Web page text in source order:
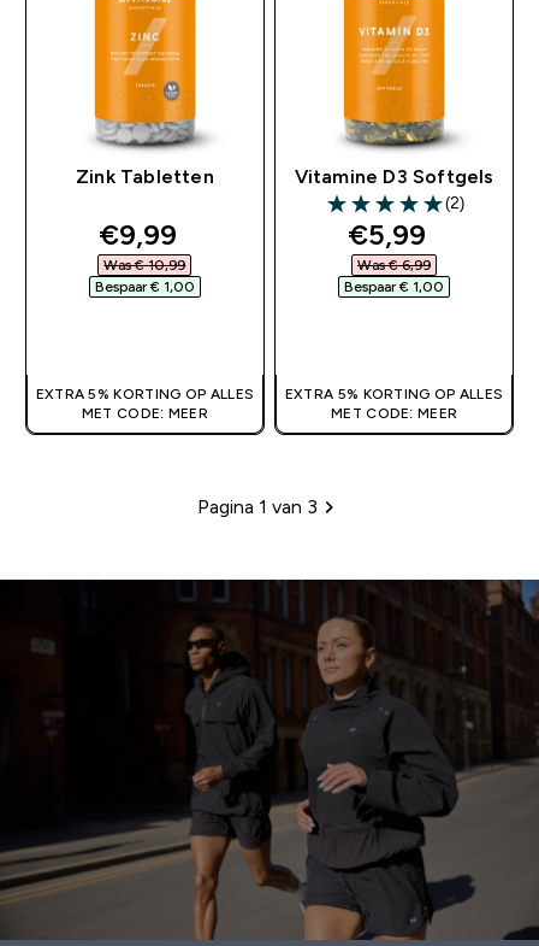
Zink Tabletten
discounted price
€9,99‎
Was € 10,99‎
Bespaar € 1,00‎
EXTRA 5% KORTING OP ALLES
MET CODE: MEER
Vitamine D3 Softgels
5 out of 5 stars
(2)
discounted
€5,99‎
Was € 6,99‎
Bespaar € 1,00‎
EXTRA 5% KORTING OP ALLES
MET CODE: MEER
Paginering
Pagina 1 van 3